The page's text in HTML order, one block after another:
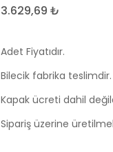
3.629,69 ₺
Adet Fiyatıdır.
Bilecik fabrika teslimdir.
Kapak ücreti dahil
Sipariş üzerine